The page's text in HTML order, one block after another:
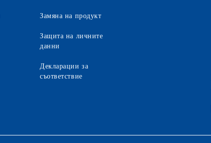
Замяна на продукт
Защита на личните
данни
Декларации за
съответствие